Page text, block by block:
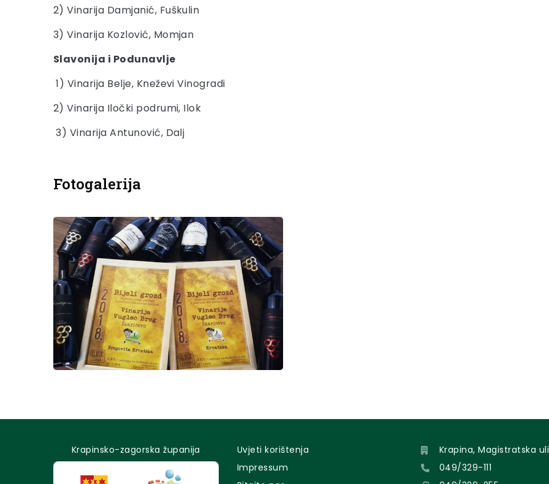
2) Vinarija Damjanić, Fuškulin
3) Vinarija Kozlović, Momjan
Slavonija i Podunavlje
1) Vinarija Belje, Kneževi Vinogradi
2) Vinarija Iločki podrumi, Ilok
3) Vinarija Antunović, Dalj
Fotogalerija
Krapinsko-zagorska županija
Uvjeti korištenja
Impressum
Krapina, Magistratska
049/329-111